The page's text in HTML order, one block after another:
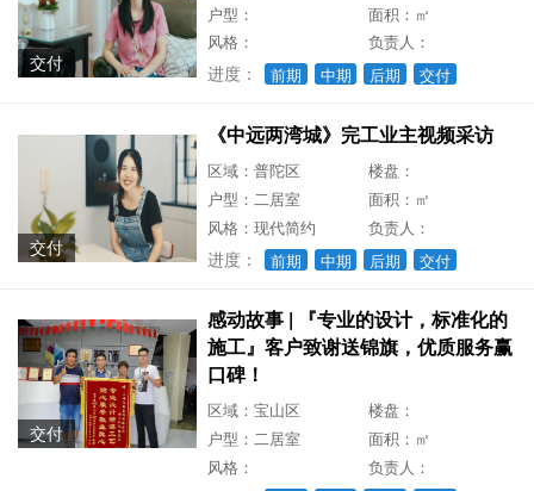
交付
户型：
面积：㎡
风格：
负责人：
进度： 前期 中期 后期 交付
交付
《中远两湾城》完工业主视频采访
区域：普陀区
楼盘：
户型：二居室
面积：㎡
风格：现代简约
负责人：
进度： 前期 中期 后期 交付
交付
感动故事 | 『专业的设计，标准化的
施工』客户致谢送锦旗，优质服务赢
口碑！
区域：宝山区
楼盘：
户型：二居室
面积：㎡
风格：
负责人：